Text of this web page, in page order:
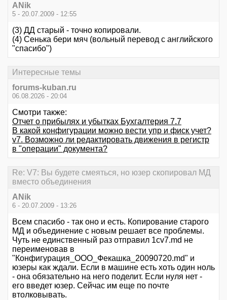
ANik
5 - 20.07.2009 - 12:55
(3) ДД старый - точно копировали.
(4) Сенька бери мяч (вольный перевод с английского
"спасибо")
Интересные темы
forums-kuban.ru
06.08.2026 - 20:04
Смотри также:
Отчет о прибылях и убытках Бухгалтерия 7.7
В какой конфигурации можно вести упр и фиск учет?
v7. Возможно ли редактировать движения в регистр
в "операции" документа?
Re: V7: Вы будете смеяться, но юзер скопировал МД
вместо объединения
ANik
6 - 20.07.2009 - 13:26
Всем спасибо - так оно и есть. Копирование старого
МД и объединение с новым решает все проблемы.
Чуть не единственный раз отправил 1cv7.md не
переименовав в
"Конфигурация_ООО_Фекашка_20090720.md" и
юзеры как ждали. Если в машине есть хоть один ноль
- она обязательно на него поделит. Если нуля нет -
его введет юзер. Сейчас им еще по почте
втолковывать.